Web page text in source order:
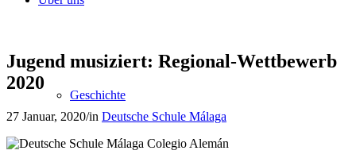
Geschichte
Jugend musiziert: Regional-Wettbewerb
2020
27 Januar, 2020/in Deutsche Schule Málaga